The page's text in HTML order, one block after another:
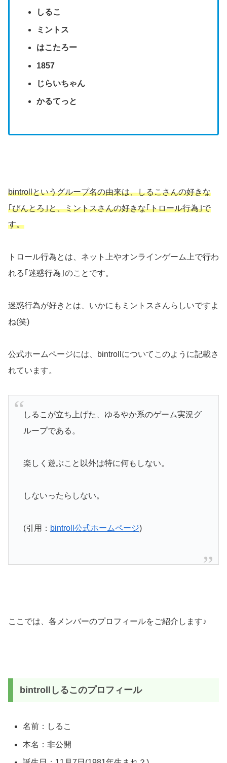
しるこ
ミントス
はこたろー
1857
じらいちゃん
かるてっと
bintrollというグループ名の由来は、しるこさんの好きな
｢びんとろ｣と、ミントスさんの好きな｢トロール行為｣で
す。
トロール行為とは、ネット上やオンラインゲーム上で行わ
れる｢迷惑行為｣のことです。
迷惑行為が好きとは、いかにもミントスさんらしいですよ
ね(笑)
公式ホームページには、bintrollについてこのように記載さ
れています。
しるこが立ち上げた、ゆるやか系のゲーム実況グ
ループである。
楽しく遊ぶこと以外は特に何もしない。
しないったらしない。
(引用： bintroll公式ホームページ)
ここでは、各メンバーのプロフィールをご紹介します♪
bintrollしるこのプロフィール
名前：しるこ
本名：非公開